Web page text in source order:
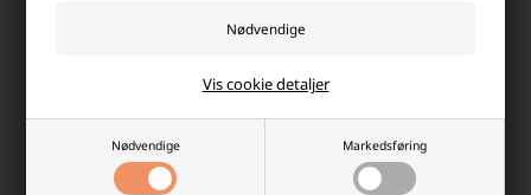
Nødvendige Markedsføring
Vis cookie detaljer
Fjernlager 2-4 dages levering Ikke på lager